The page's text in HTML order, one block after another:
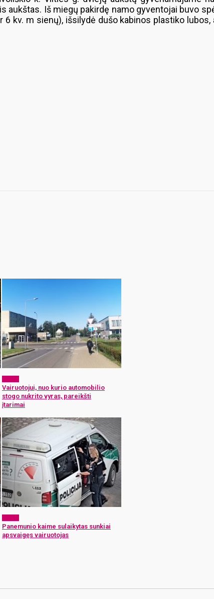
Iš miegų pakirdę namo gyventojai buvo
kv. m sienų), išsilydė dušo kabinos plastiko
Vairuotojui, nuo kurio automobilio
stogo nukrito vyras, pareikšti
įtarimai
Panemunio kaime sulaikytas sunkiai
apsvaigęs vairuotojas